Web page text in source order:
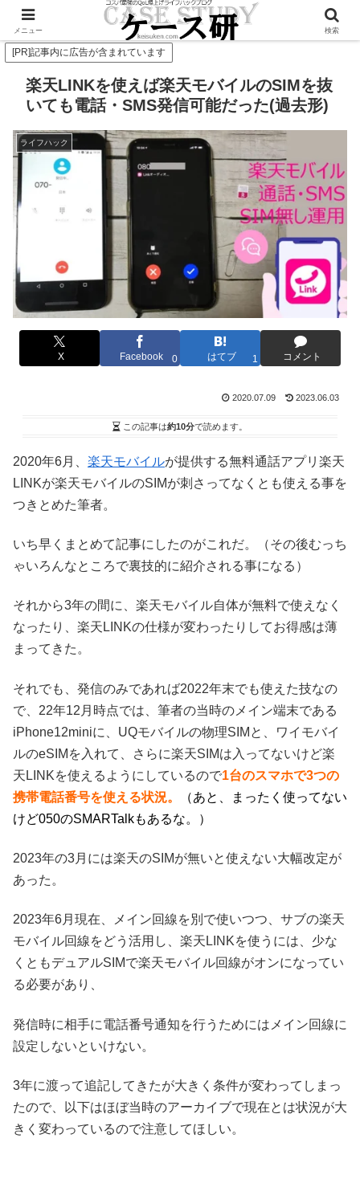
Twitterで毎日お得情報発信中！是非フォローお願いします
[PR]記事内に広告が含まれています
楽天LINKを使えば楽天モバイルのSIMを抜
いても電話・SMS発信可能だった(過去形)
ライフハック
X Facebook 0 はてブ 1 コメント
2020.07.09 2023.06.03
この記事は約10分で読めます。
2020年6月、 楽天モバイルが提供する無料通話アプリ楽天
LINKが楽天モバイルのSIMが刺さってなくとも使える事を
つきとめた筆者。
いち早くまとめて記事にしたのがこれだ。（その後むっち
ゃいろんなところで裏技的に紹介される事になる）
それから3年の間に、楽天モバイル自体が無料で使えなく
なったり、楽天LINKの仕様が変わったりしてお得感は薄
まってきた。
それでも、発信のみであれば2022年末でも使えた技なの
で、22年12月時点では、筆者の当時のメイン端末である
iPhone12miniに、UQモバイルの物理SIMと、ワイモバイ
ルのeSIMを入れて、さらに楽天SIMは入ってないけど楽
天LINKを使えるようにしているので1台のスマホで3つの
携帯電話番号を使える状況。
（あと、まったく使ってない
けど050のSMARTalkもあるな。）
2023年の3月には楽天のSIMが無いと使えない大幅改定が
あった。
2023年6月現在、メイン回線を別で使いつつ、サブの楽天
モバイル回線をどう活用し、楽天LINKを使うには、少な
くともデュアルSIMで楽天モバイル回線がオンになってい
る必要があり、
発信時に相手に電話番号通知を行うためにはメイン回線に
設定しないといけない。
3年に渡って追記してきたが大きく条件が変わってしまっ
たので、以下はほぼ当時のアーカイブで現在とは状況が大
きく変わっているので注意してほしい。
メニュー 検索